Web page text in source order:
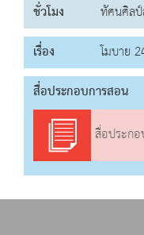
ชั่วโมง
ทัศนศิลป์
เรื่อง
โมบาย
สื่อประกอบการสอน
สื่อประกอ